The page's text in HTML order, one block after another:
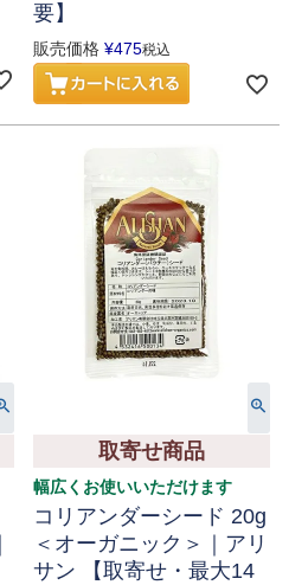
要】
販売価格 ¥475税込
取寄せ商品
幅広くお使いいただけます
コリアンダーシード 20g
＜オーガニック＞｜アリ
サン 【取寄せ・最大14